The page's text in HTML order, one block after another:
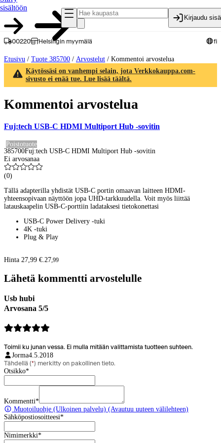
sisältöön
Kirjaudu
00220 Helsingin myymälä fi
Etusivu / Tuote 385700 / Arvostelut / Kommentoi arvostelua
Käytössäsi on vanhempi selain, jota Verkkokauppa.com-
sivusto ei enää tue. Lue lisää täältä.
Kommentoi arvostelua
Fuj:tech USB-C HDMI Multiport Hub -sovitin
Poistotuote
385700Fuj:tech USB-C HDMI Multiport Hub -sovitin
Ei arvosanaa
(0)
Tällä adapterilla yhdistät USB-C portin omaavan laitteen HDMI-
yhteensopivaan näyttöön jopa UHD-tarkkuudella. Voit myös liittää
latauskaapelin USB-C-porttiin ladataksesi tietokonettasi
USB-C Power Delivery -tuki
4K -tuki
Plug & Play
Hinta 27,99 €. 27,99
Lähetä kommentti arvostelulle
Usb hubi
Arvosana 5/5
Toimii ku junan vessa. Ei mulla mitään valittamista tuotteen suhteen.
Jorma4.5.2018
Tähdellä (*) merkitty on pakollinen tieto.
Otsikko*
Kommentti*
Muotoiluohje (Ulkoinen palvelu) (Avautuu uuteen välilehteen)
Sähköpostiosoitteesi*
Nimimerkki*